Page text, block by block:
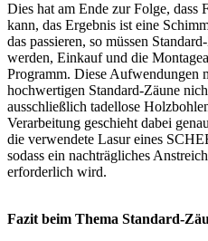
Dies hat am Ende zur Folge, dass
kann, das Ergebnis ist eine
das passieren, so müssen
werden, Einkauf und die
Programm. Diese Aufwendungen
hochwertigen Standard-Zäune
ausschließlich tadellose
Verarbeitung geschieht dabei
die verwendete Lasur eines
sodass ein nachträgliches
erforderlich wird.
Fazit beim Thema Standard-